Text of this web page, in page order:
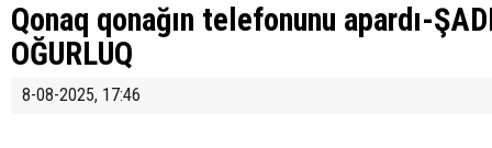
Qonaq qonağın telefonunu apardı-
OĞURLUQ
8-08-2025, 17:46